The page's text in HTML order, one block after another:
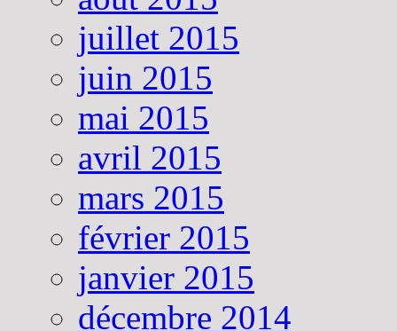
juillet 2015
juin 2015
mai 2015
avril 2015
mars 2015
février 2015
janvier 2015
décembre 2014